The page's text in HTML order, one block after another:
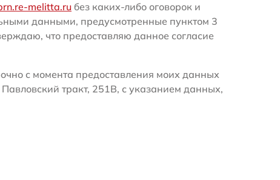
melitta.ru без каких-либо оговорок и
данными, предусмотренные пунктом 3
что предоставляю данное согласие
с момента предоставления моих данных
тракт, 251В, с указанием данных,